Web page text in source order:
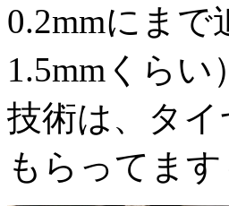
0.2mmにま
1.5mmくら
技術は、タ
もらってます